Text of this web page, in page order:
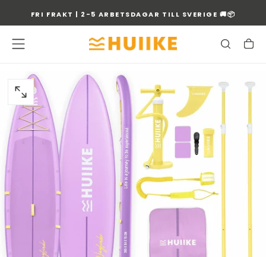
FRI FRAKT | 2-5 ARBETSDAGAR TILL SVERIGE 🚚📦
ÖPPNA
MEDIA